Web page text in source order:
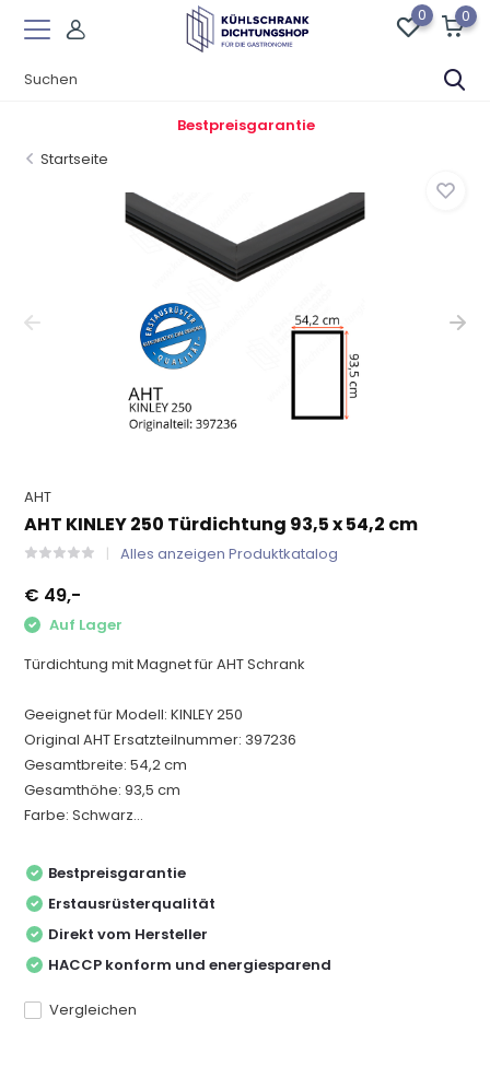
0 0
Bestpreisgarantie
Startseite
AHT
AHT KINLEY 250 Türdichtung 93,5 x 54,2 cm
Alles anzeigen Produktkatalog
€ 49,-
Auf Lager
Türdichtung mit Magnet für AHT Schrank
Geeignet für Modell: KINLEY 250
Original AHT Ersatzteilnummer: 397236
Gesamtbreite: 54,2 cm
Gesamthöhe: 93,5 cm
Farbe: Schwarz...
Bestpreisgarantie
Erstausrüsterqualität
Direkt vom Hersteller
HACCP konform und energiesparend
Vergleichen